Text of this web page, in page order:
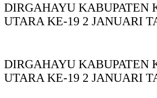
DIRGAHAYU KABUPATEN
UTARA KE-19 2 JANUARI
DIRGAHAYU KABUPATEN
UTARA KE-19 2 JANUARI